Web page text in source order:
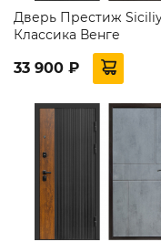
Дверь Престиж
Классика Венге
33 900 ₽